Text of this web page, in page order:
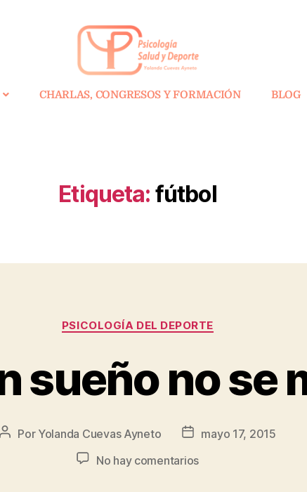
CHARLAS, CONGRESOS Y FORMACIÓN BLOG
Etiqueta: fútbol
PSICOLOGÍA DEL DEPORTE
sueño no se
Por Yolanda Cuevas Ayneto
mayo 17, 2015
No hay comentarios